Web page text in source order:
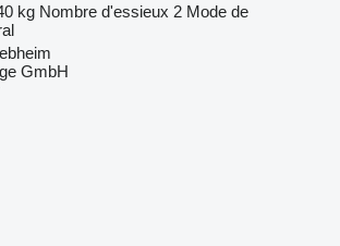
kg Nombre d'essieux 2 Mode de
GmbH